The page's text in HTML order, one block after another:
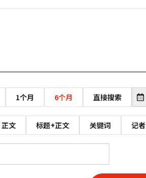
1个月 6个月 直接搜索
正文 标题+正文 关键词 记者